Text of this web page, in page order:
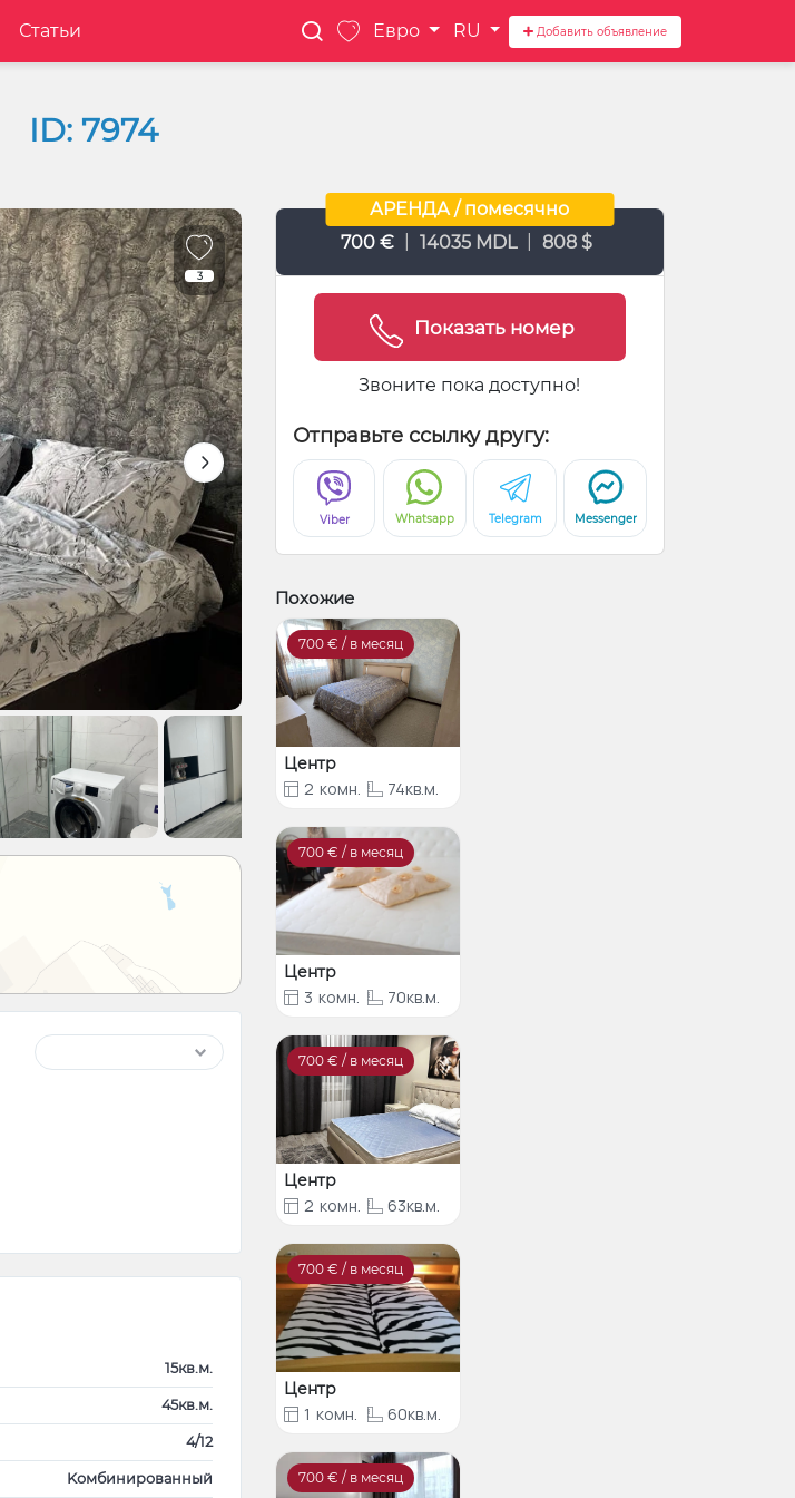
Статьи Евро RU Добавить объявление
ID: 7974
3
15кв.м.
45кв.м.
4/12
Kомбинированный
АРЕНДА / помесячно
700 €
14035 MDL 808 $
Показать номер
Звоните пока доступно!
Отправьте ссылку другу:
Viber Whatsapp Telegram Messenger
Похожие
700 € / в месяц
Центр
2 комн. 74кв.м.
700 € / в месяц
Центр
3 комн. 70кв.м.
700 € / в месяц
Центр
2 комн. 63кв.м.
700 € / в месяц
Центр
1 комн. 60кв.м.
700 € / в месяц